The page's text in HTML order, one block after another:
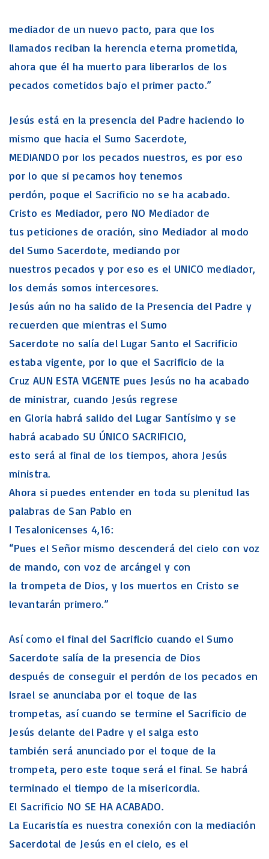
mediador de un nuevo pacto, para que los
llamados reciban la herencia eterna prometida,
ahora que él ha muerto para liberarlos de los
pecados cometidos bajo el primer pacto.”
Jesús está en la presencia del Padre haciendo lo
mismo que hacia el Sumo Sacerdote,
MEDIANDO por los pecados nuestros, es por eso
por lo que si pecamos hoy tenemos
perdón, poque el Sacrificio no se ha acabado.
Cristo es Mediador, pero NO Mediador de
tus peticiones de oración, sino Mediador al modo
del Sumo Sacerdote, mediando por
nuestros pecados y por eso es el UNICO mediador,
los demás somos intercesores.
Jesús aún no ha salido de la Presencia del Padre y
recuerden que mientras el Sumo
Sacerdote no salía del Lugar Santo el Sacrificio
estaba vigente, por lo que el Sacrificio de la
Cruz AUN ESTA VIGENTE pues Jesús no ha acabado
de ministrar, cuando Jesús regrese
en Gloria habrá salido del Lugar Santísimo y se
habrá acabado SU ÚNICO SACRIFICIO,
esto será al final de los tiempos, ahora Jesús
ministra.
Ahora si puedes entender en toda su plenitud las
palabras de San Pablo en
I Tesalonicenses 4,16:
“Pues el Señor mismo descenderá del cielo con voz
de mando, con voz de arcángel y con
la trompeta de Dios, y los muertos en Cristo se
levantarán primero.”
Así como el final del Sacrificio cuando el Sumo
Sacerdote salía de la presencia de Dios
después de conseguir el perdón de los pecados en
Israel se anunciaba por el toque de las
trompetas, así cuando se termine el Sacrificio de
Jesús delante del Padre y el salga esto
también será anunciado por el toque de la
trompeta, pero este toque será el final. Se habrá
terminado el tiempo de la misericordia.
El Sacrificio NO SE HA ACABADO.
La Eucaristía es nuestra conexión con la mediación
Sacerdotal de Jesús en el cielo, es el